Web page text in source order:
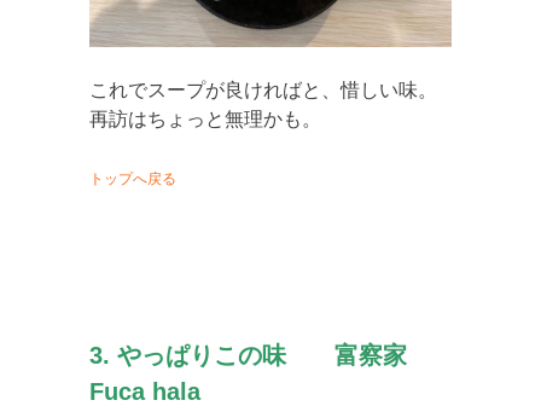
これでスープが良ければと、惜しい味。
再訪はちょっと無理かも。
トップへ戻る
3. やっぱりこの味 富察家
Fuca hala